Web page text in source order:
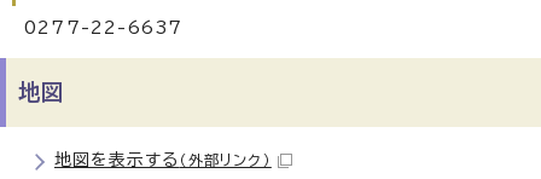
0277-22-6637
地図
地図を表示する （外部リンク）